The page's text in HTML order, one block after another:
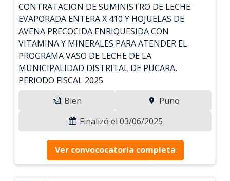
CONTRATACION DE SUMINISTRO DE LECHE
EVAPORADA ENTERA X 410 Y HOJUELAS DE
AVENA PRECOCIDA ENRIQUESIDA CON
VITAMINA Y MINERALES PARA ATENDER EL
PROGRAMA VASO DE LECHE DE LA
MUNICIPALIDAD DISTRITAL DE PUCARA,
PERIODO FISCAL 2025
Bien
Puno
Finalizó el 03/06/2025
Ver convococatoria completa